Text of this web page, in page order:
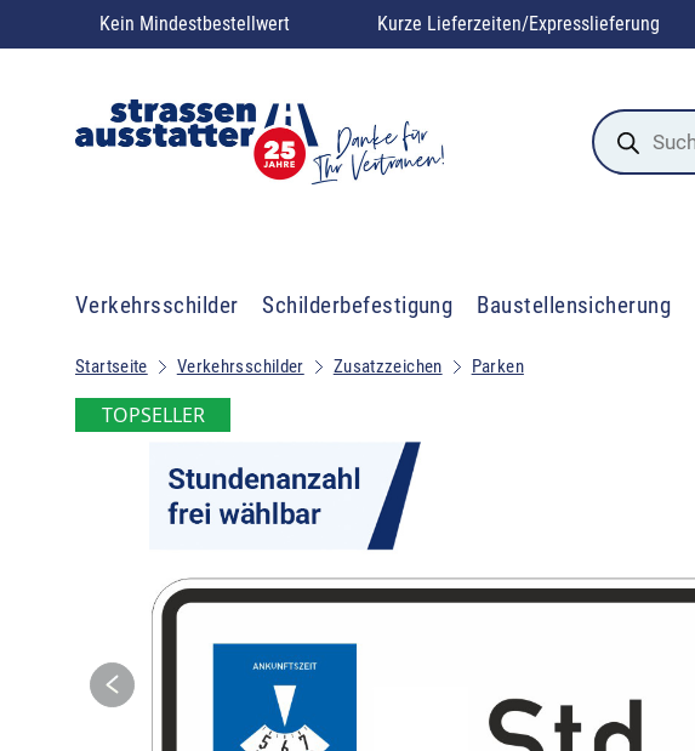
Kein Mindestbestellwert Kurze Lieferzeiten/Expresslieferung
Products
search
Verkehrsschilder Schilderbefestigung Baustellensicherung
Startseite Verkehrsschilder Zusatzzeichen Parken
TOPSELLER